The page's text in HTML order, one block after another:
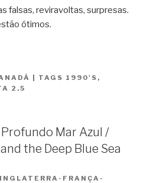
falsas, reviravoltas, surpresas.
ótimos.
TAGS 1990'S ,
2.5
Mar Azul /
the Deep Blue Sea
FRANÇA-